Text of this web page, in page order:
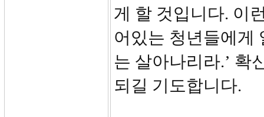
게 할 것입니다. 이
어있는 청년들에게
는 살아나리라.’ 확
되길 기도합니다.